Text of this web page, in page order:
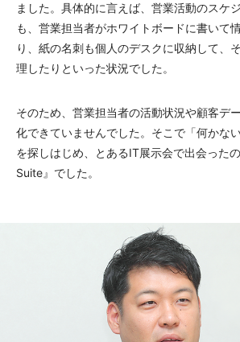
ました。具体的に言えば、営業活動のスケ
も、営業担当者がホワイトボードに書いて
り、紙の名刺も個人のデスクに収納して、
理したりといった状況でした。
そのため、営業担当者の活動状況や顧客デ
化できていませんでした。そこで「何かな
を探しはじめ、とあるIT展示会で出会った
Suite』でした。